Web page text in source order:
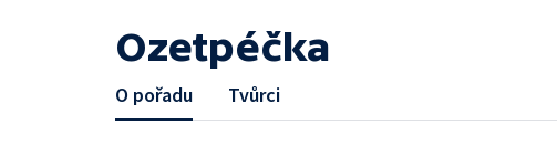
Ozetpéčka
O pořadu Tvůrci